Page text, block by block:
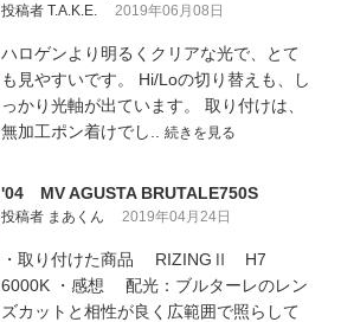
投稿者 T.A.K.E. 2019年06月08日
ハロゲンより明るくクリアな光で、とて
も見やすいです。 Hi/Loの切り替えも、し
っかり光軸が出ています。 取り付けは、
無加工ポン着けでし.. 続きを見る
'04 MV AGUSTA BRUTALE750S
投稿者 まあくん 2019年04月24日
・取り付けた商品 RIZINGⅡ H7
6000K ・感想 配光：ブルターレのレン
ズカットと相性が良く広範囲で照らして